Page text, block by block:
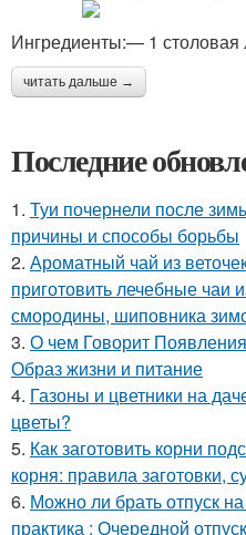
Ингредиенты:— 1 столовая
читать дальше →
Последние
1. Туи почернели после
причины и способы борьбы
2. Ароматный чай из
приготовить лечебные чаи
смородины, шиповника
3. О чем Говорит
Образ жизни и питание
4. Газоны и цветники на
цветы?
5. Как заготовить корни
корня: правила заготовки,
6. Можно ли брать отпуск
практика : Очередной